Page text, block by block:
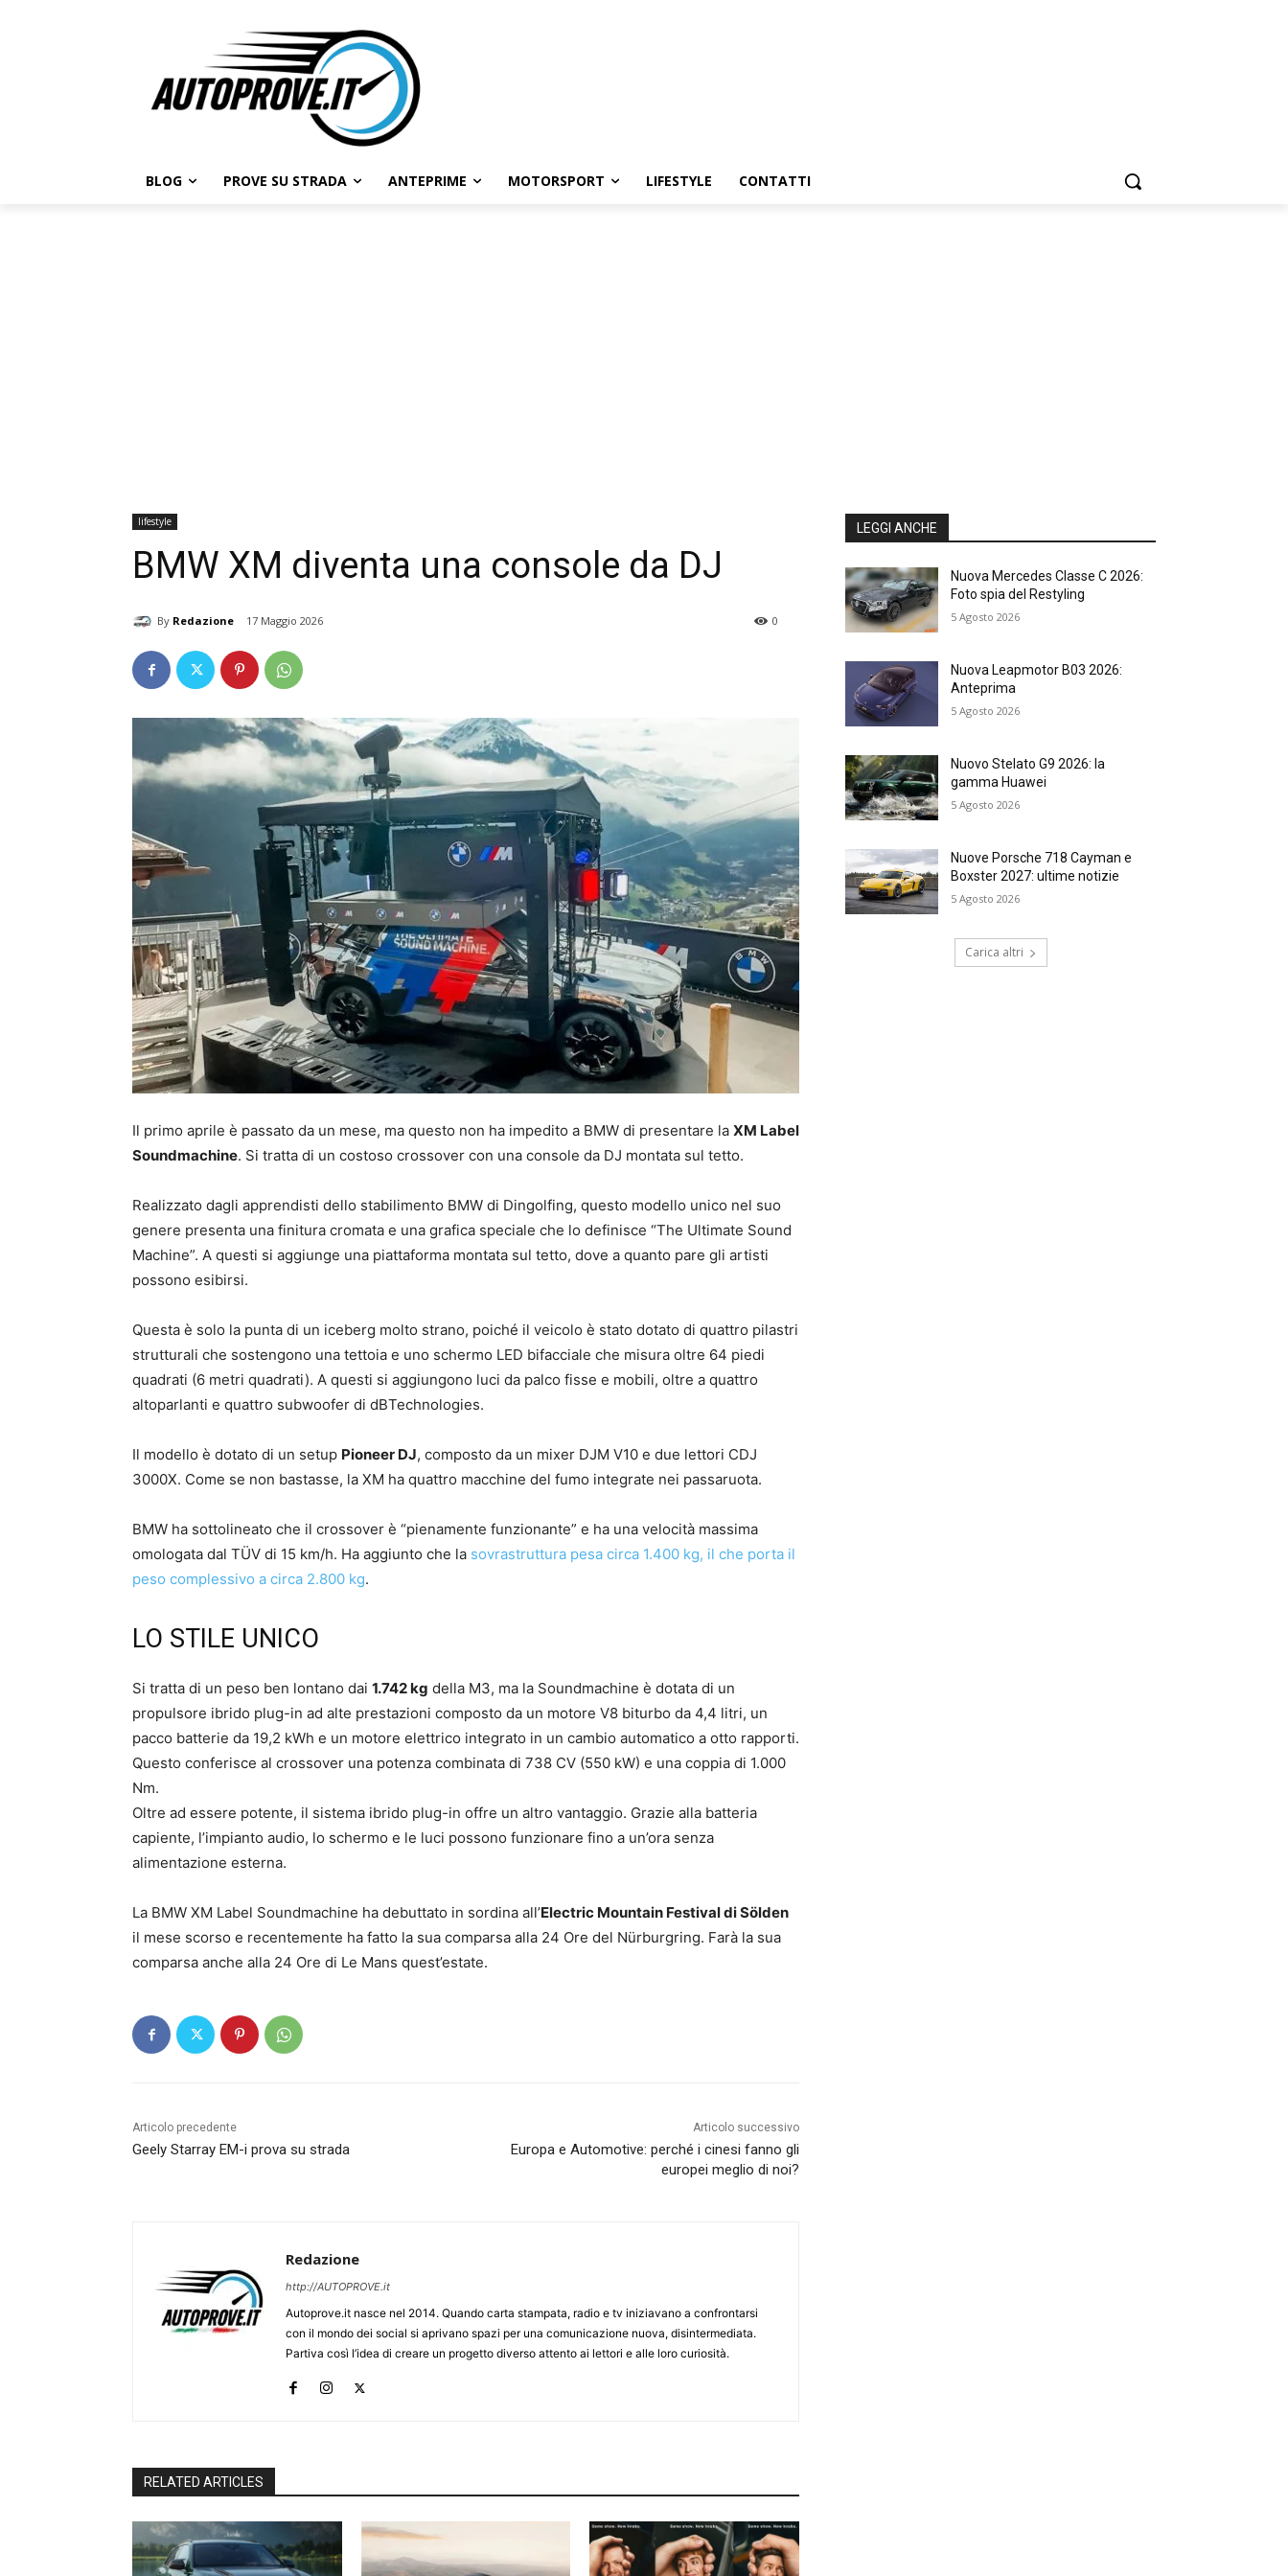
BLOG PROVE SU STRADA ANTEPRIME MOTORSPORT LIFESTYLE CONTATTI
lifestyle
BMW XM diventa una console da DJ
By Redazione 17 Maggio 2026 0
Il primo aprile è passato da un mese, ma questo non ha impedito a BMW di presentare la XM Label
Soundmachine. Si tratta di un costoso crossover con una console da DJ montata sul tetto.
Realizzato dagli apprendisti dello stabilimento BMW di Dingolfing, questo modello unico nel suo
genere presenta una finitura cromata e una grafica speciale che lo definisce “The Ultimate Sound
Machine”. A questi si aggiunge una piattaforma montata sul tetto, dove a quanto pare gli artisti
possono esibirsi.
Questa è solo la punta di un iceberg molto strano, poiché il veicolo è stato dotato di quattro pilastri
strutturali che sostengono una tettoia e uno schermo LED bifacciale che misura oltre 64 piedi
quadrati (6 metri quadrati). A questi si aggiungono luci da palco fisse e mobili, oltre a quattro
altoparlanti e quattro subwoofer di dBTechnologies.
Il modello è dotato di un setup Pioneer DJ, composto da un mixer DJM V10 e due lettori CDJ
3000X. Come se non bastasse, la XM ha quattro macchine del fumo integrate nei passaruota.
BMW ha sottolineato che il crossover è “pienamente funzionante” e ha una velocità massima
omologata dal TÜV di 15 km/h. Ha aggiunto che la sovrastruttura pesa circa 1.400 kg, il che porta il
peso complessivo a circa 2.800 kg.
LO STILE UNICO
Si tratta di un peso ben lontano dai 1.742 kg della M3, ma la Soundmachine è dotata di un
propulsore ibrido plug-in ad alte prestazioni composto da un motore V8 biturbo da 4,4 litri, un
pacco batterie da 19,2 kWh e un motore elettrico integrato in un cambio automatico a otto rapporti.
Questo conferisce al crossover una potenza combinata di 738 CV (550 kW) e una coppia di 1.000
Nm.
Oltre ad essere potente, il sistema ibrido plug-in offre un altro vantaggio. Grazie alla batteria
capiente, l’impianto audio, lo schermo e le luci possono funzionare fino a un’ora senza
alimentazione esterna.
La BMW XM Label Soundmachine ha debuttato in sordina all’Electric Mountain Festival di Sölden
il mese scorso e recentemente ha fatto la sua comparsa alla 24 Ore del Nürburgring. Farà la sua
comparsa anche alla 24 Ore di Le Mans quest’estate.
Articolo precedente
Geely Starray EM-i prova su strada
Articolo successivo
Europa e Automotive: perché i cinesi fanno gli
europei meglio di noi?
Redazione
http://AUTOPROVE.it
Autoprove.it nasce nel 2014. Quando carta stampata, radio e tv iniziavano a confrontarsi
con il mondo dei social si aprivano spazi per una comunicazione nuova, disintermediata.
Partiva così l’idea di creare un progetto diverso attento ai lettori e alle loro curiosità.
RELATED ARTICLES
LEGGI ANCHE
Nuova Mercedes Classe C 2026:
Foto spia del Restyling
5 Agosto 2026
Nuova Leapmotor B03 2026:
Anteprima
5 Agosto 2026
Nuovo Stelato G9 2026: la
gamma Huawei
5 Agosto 2026
Nuove Porsche 718 Cayman e
Boxster 2027: ultime notizie
5 Agosto 2026
Carica altri